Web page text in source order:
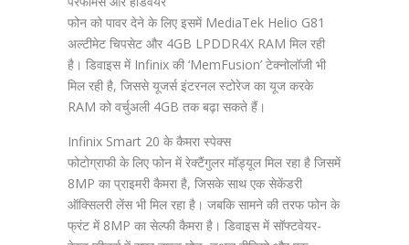
फोन को पावर देने के लिए इसमें MediaTek Helio G81
अल्टीमेट चिपसेट और 4GB LPDDR4X RAM मिल रही
है। डिवाइस में Infinix की ‘MemFusion’ टेक्नोलॉजी भी
मिल रही है, जिससे यूजर्स इंटरनल स्टोरेज का यूज करके
RAM को वर्चुअली 4GB तक बढ़ा सकते हैं।
Infinix Smart 20 के कैमरा स्पेक्स
फोटोग्राफी के लिए फोन में रेक्टैंगुलर मॉड्यूल मिल रहा है जिसमें
8MP का प्राइमरी कैमरा है, जिसके साथ एक सेकेंडरी
ऑक्सिलरी लेंस भी मिल रहा है। जबकि सामने की तरफ फोन के
फ्रंट में 8MP का सेल्फी कैमरा है। डिवाइस में सॉफ्टवेयर-